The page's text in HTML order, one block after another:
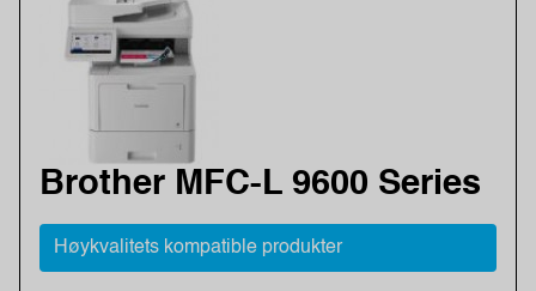
Brother MFC-L 9600 Series
Høykvalitets kompatible produkter